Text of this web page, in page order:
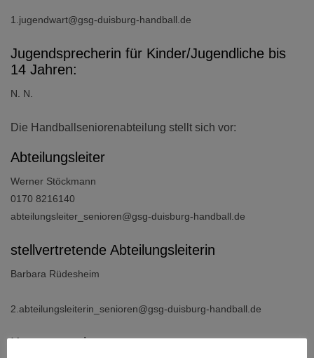
1.jugendwart@gsg-duisburg-handball.de
Jugendsprecherin für Kinder/Jugendliche bis
14 Jahren:
N. N.
Die Handballseniorenabteilung stellt sich vor:
Abteilungsleiter
Werner Stöckmann
0170 8216140
abteilungsleiter_senioren@gsg-duisburg-handball.de
stellvertretende Abteilungsleiterin
Barbara Rüdesheim
2.abteilungsleiterin_senioren@gsg-duisburg-handball.de
Kassenwartin: